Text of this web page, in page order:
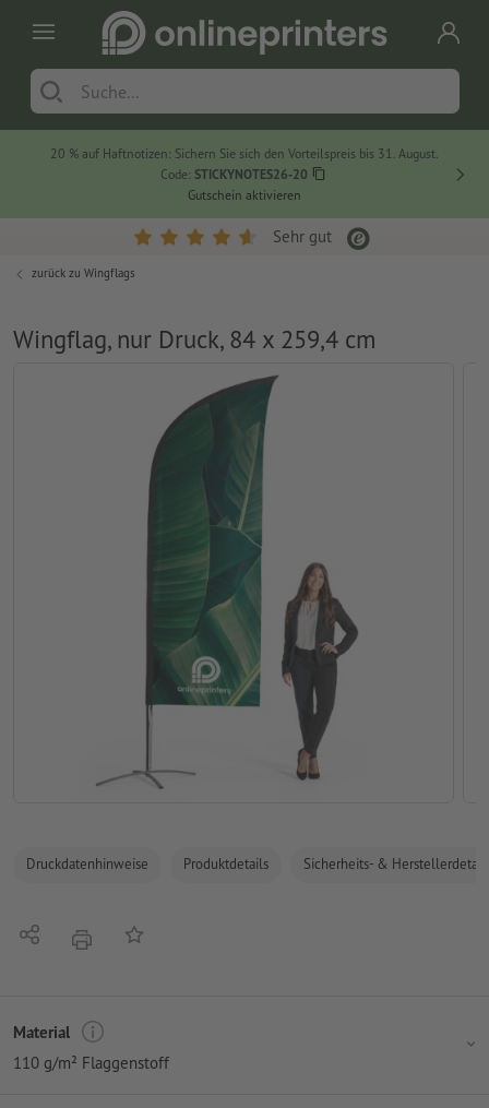
20 % auf Haftnotizen: Sichern Sie sich den Vorteilspreis bis 31. August.
Code: STICKYNOTES26-20
Gutschein aktivieren
Sehr gut
zurück zu Wingflags
Wingflag, nur Druck, 84 x 259,4 cm
Druckdatenhinweise Produktdetails Sicherheits- &
Teilen DruckenAuf die Merkliste
Material
110 g/m² Flaggenstoff